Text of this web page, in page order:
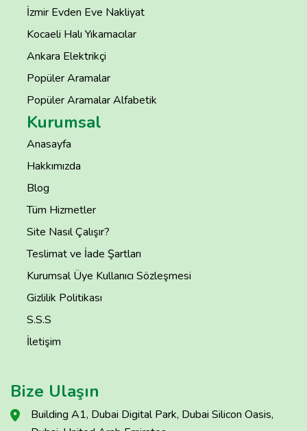
İzmir Evden Eve Nakliyat
Kocaeli Halı Yıkamacılar
Ankara Elektrikçi
Popüler Aramalar
Popüler Aramalar Alfabetik
Kurumsal
Anasayfa
Hakkımızda
Blog
Tüm Hizmetler
Site Nasıl Çalışır?
Teslimat ve İade Şartları
Kurumsal Üye Kullanıcı Sözleşmesi
Gizlilik Politikası
S.S.S
İletişim
Bize Ulaşın
Building A1, Dubai Digital Park, Dubai Silicon Oasis,